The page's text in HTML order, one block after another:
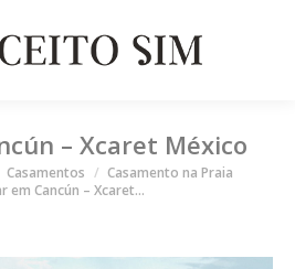
– Xcaret México
Casamentos
Casamento na Praia
em Cancún – Xcaret…